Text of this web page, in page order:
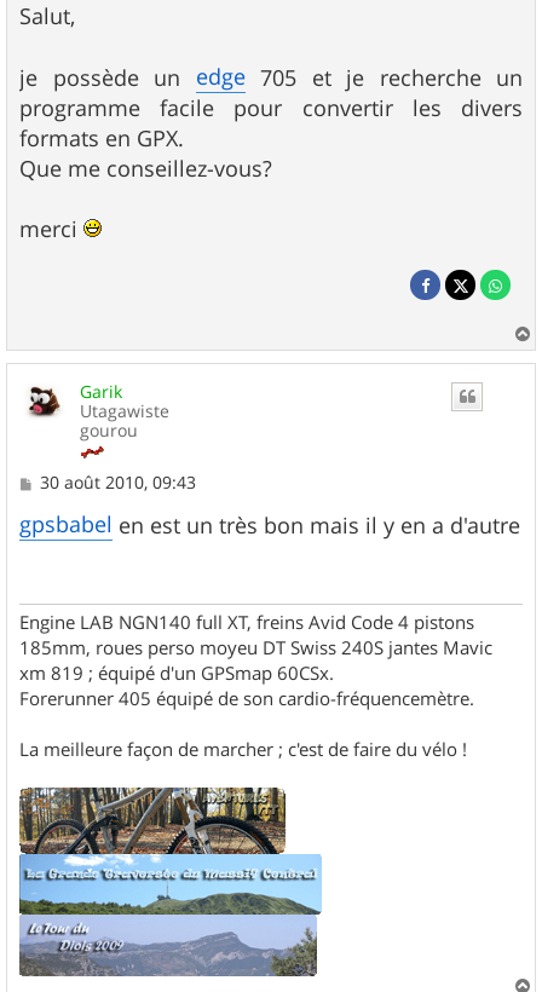
s
s
g
e
Salut,
je possède un edge705 et je recherche un
programme facile pour convertir les divers
formats en GPX.
Que me conseillez-vous?
merci
a
Garik
Utagawiste
gourou
M
s
s
30 août 2010, 09:43
gpsbabel en est un très bon mais il y en a d'autre
Engine LAB NGN140 full XT, freins Avid Code 4 pistons
185mm, roues perso moyeu DT Swiss 240S jantes Mavic
xm 819 ; équipé d'un GPSmap 60CSx.
Forerunner 405 équipé de son cardio-fréquencemètre.
La meilleure façon de marcher ; c'est de faire du vélo !